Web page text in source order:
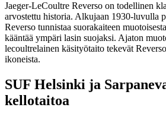
Jaeger-LeCoultre Reverso on todellinen
arvostettu historia. Alkujaan 1930-luvulla
Reverso tunnistaa suorakaiteen
kääntää ympäri lasin suojaksi. Ajaton
lecoultrelainen käsityötaito tekevät
ikoneista.
SUF Helsinki ja
kellotaitoa